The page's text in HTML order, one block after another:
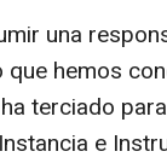
una
que hemos
terciado
e